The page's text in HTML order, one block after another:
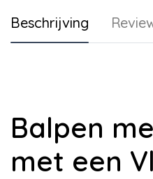
Beschrijving
Balpen
met een